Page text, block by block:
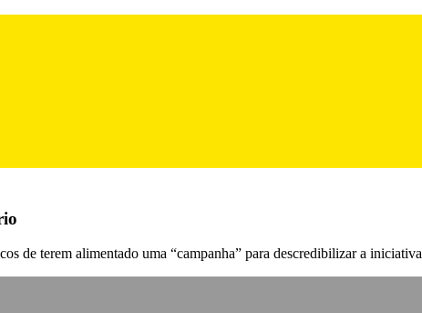
de terem alimentado uma “campanha” para descredibilizar a iniciativa